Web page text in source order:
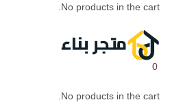
No products in the cart.
0
No products in the cart.